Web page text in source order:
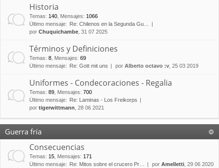
Historia
Temas: 140 Mensajes: 1066
Último mensaje:
Re: Chilenos en la Segunda Gu…
por Chuquichambe , 31 07 2025
Términos y Definiciones
Temas: 8 Mensajes: 69
Último mensaje:
Re: Gott mit uns por Alberto octavo :v , 25 03 2019
Uniformes - Condecoraciones - Regalia
Temas: 89 Mensajes: 700
Último mensaje:
Re: Laminas - Los Freikorps
por tigerwittmann , 28 06 2021
Guerra fría
Consecuencias
Temas: 15 Mensajes: 171
Último mensaje:
Re: Mitos sobre el crucero Pr… por Amelletti , 29 06 2020